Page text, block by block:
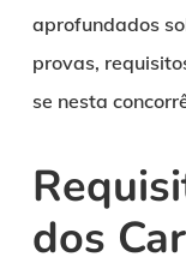
aprofundados
provas,
se nesta
dos